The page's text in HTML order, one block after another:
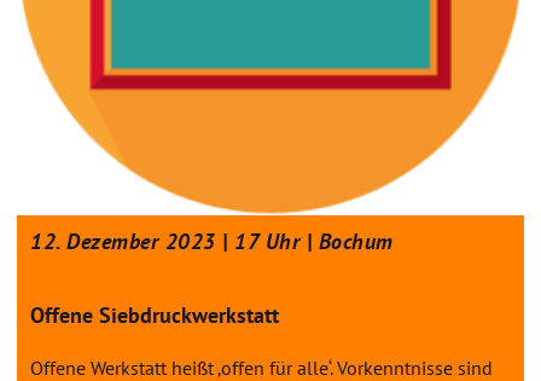
12. Dezember 2023 | 17 Uhr | Bochum
Offene Siebdruckwerkstatt
Offene Werkstatt heißt ‚offen für alle‘. Vorkenntnisse sind